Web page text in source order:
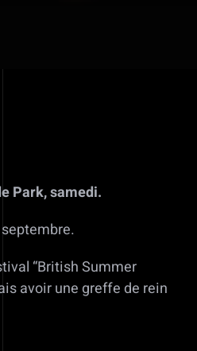
Park, samedi.
“British Summer
avoir une greffe de rein